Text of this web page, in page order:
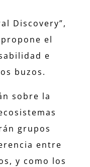
Discovery”,
el
e
buzos.
sobre la
grupos
entre
y como los